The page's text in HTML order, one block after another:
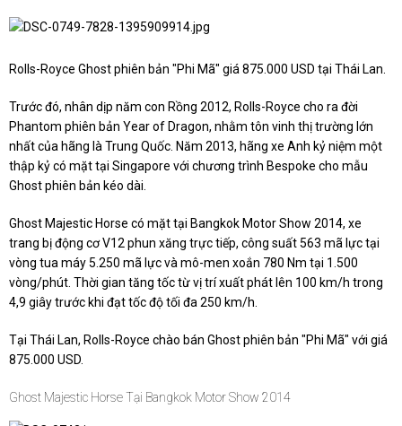
Rolls-Royce Ghost phiên bản "Phi Mã" giá 875.000 USD tại Thái Lan.
Trước đó, nhân dịp năm con Rồng 2012, Rolls-Royce cho ra đời
Phantom phiên bản Year of Dragon, nhằm tôn vinh thị trường lớn
nhất của hãng là Trung Quốc. Năm 2013, hãng xe Anh kỷ niệm một
thập kỷ có mặt tại Singapore với chương trình Bespoke cho mẫu
Ghost phiên bản kéo dài.
Ghost Majestic Horse có mặt tại Bangkok Motor Show 2014, xe
trang bị động cơ V12 phun xăng trực tiếp, công suất 563 mã lực tại
vòng tua máy 5.250 mã lực và mô-men xoắn 780 Nm tại 1.500
vòng/phút. Thời gian tăng tốc từ vị trí xuất phát lên 100 km/h trong
4,9 giây trước khi đạt tốc độ tối đa 250 km/h.
Tại Thái Lan, Rolls-Royce chào bán Ghost phiên bản "Phi Mã" với giá
875.000 USD.
Ghost Majestic Horse Tại Bangkok Motor Show 2014